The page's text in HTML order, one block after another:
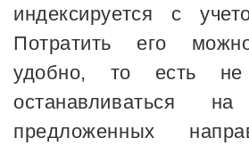
индексируется с
Потратить его
удобно, то есть не
останавливаться
предложенных